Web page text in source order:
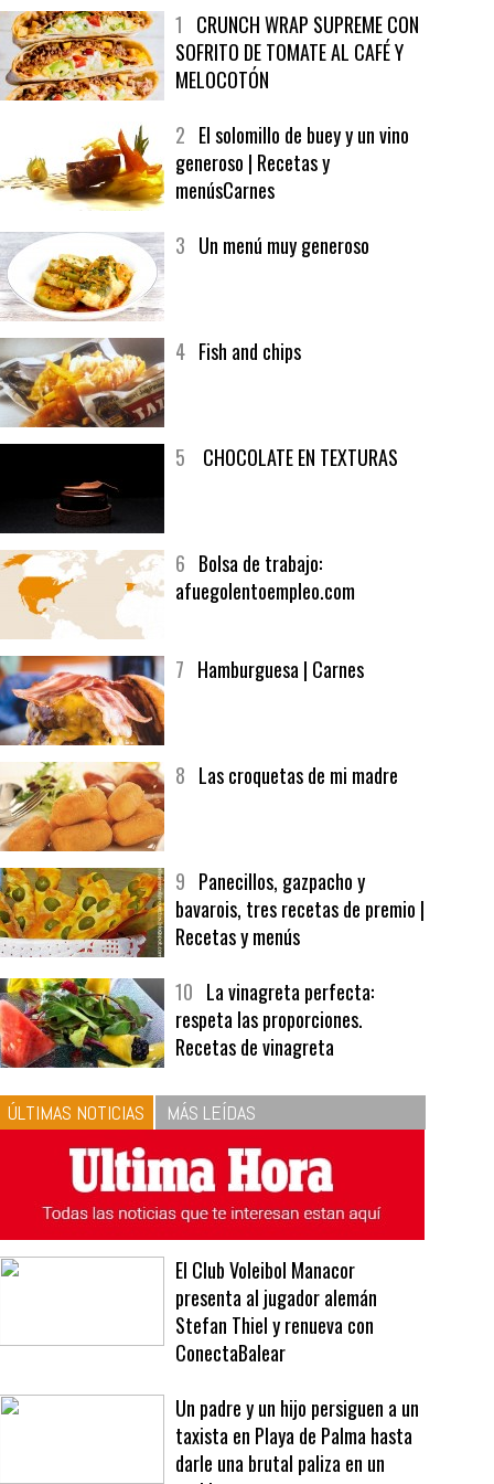
MÁS LEÍDO ÚLTIMAS PUBLICACIONES
SOFRITO DE TOMATE AL CAFÉ Y
MELOCOTÓN
generoso | Recetas y
afuegolentoempleo.com
bavarois, tres recetas de premio |
Recetas y menús
respeta las proporciones.
Recetas de vinagreta
ÚLTIMAS NOTICIAS MÁS LEÍDAS
El Club Voleibol Manacor
Stefan Thiel y renueva con
ConectaBalear